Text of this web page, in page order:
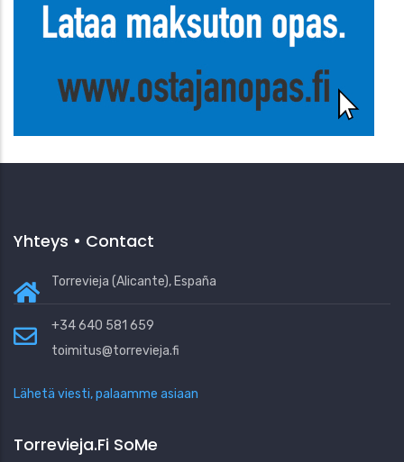
Yhteys • Contact
Torrevieja (Alicante), España
+34 640 581 659
toimitus@torrevieja.fi
Lähetä viesti, palaamme asiaan
Torrevieja.fi SoMe